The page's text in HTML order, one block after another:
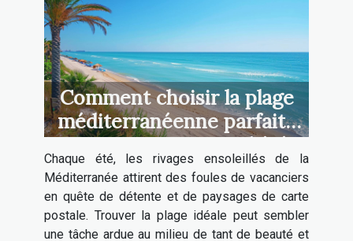
Comment choisir la plage
méditerranéenne parfaite
pour vos vacances d'été
Chaque été, les rivages ensoleillés de la
Méditerranée attirent des foules de vacanciers
en quête de détente et de paysages de carte
postale. Trouver la plage idéale peut sembler
une tâche ardue au milieu de tant de beauté et